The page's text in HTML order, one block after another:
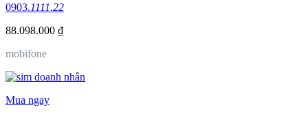
0903.1111.22
88.098.000 ₫
mobifone
Mua ngay